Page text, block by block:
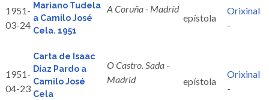
1951-
03-24
Mariano Tudela
a Camilo José
Cela. 1951
A Coruña - Madríd
epístola
Orixinal
-
1951-
04-23
Carta de Isaac
Díaz Pardo a
Camilo José
Cela
O Castro. Sada -
Madrid
epístola
Orixinal
-